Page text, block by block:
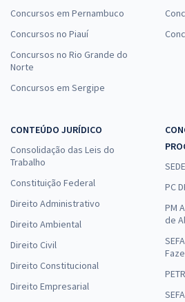
Concursos em Pernambuco
Concursos no Piauí
Concursos no Rio Grande do
Norte
Concursos em Sergipe
CONTEÚDO JURÍDICO
Consolidação das Leis do
Trabalho
Constituição Federal
Direito Administrativo
Direito Ambiental
Direito Civil
Direito Constitucional
Direito Empresarial
PC
PM
de